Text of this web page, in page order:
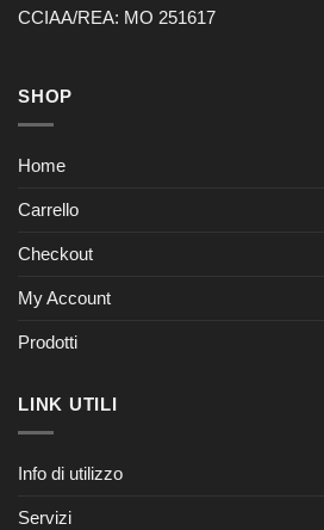
CCIAA/REA: MO 251617
SHOP
Home
Carrello
Checkout
My Account
Prodotti
LINK UTILI
Info di utilizzo
Servizi